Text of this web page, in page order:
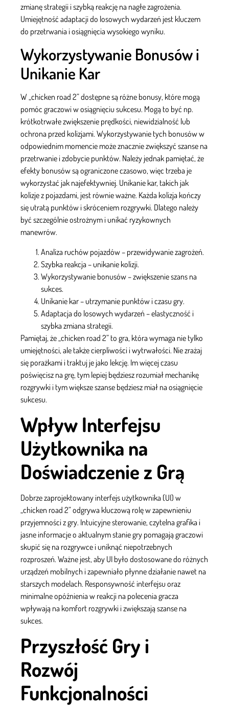
zmianę strategii i szybką reakcję na nagłe zagrożenia.
Umiejętność adaptacji do losowych wydarzeń jest kluczem
do przetrwania i osiągnięcia wysokiego wyniku.
Wykorzystywanie Bonusów i
Unikanie Kar
W „chicken road 2” dostępne są różne bonusy, które mogą
pomóc graczowi w osiągnięciu sukcesu. Mogą to być np.
krótkotrwałe zwiększenie prędkości, niewidzialność lub
ochrona przed kolizjami. Wykorzystywanie tych bonusów w
odpowiednim momencie może znacznie zwiększyć szanse na
przetrwanie i zdobycie punktów. Należy jednak pamiętać, że
efekty bonusów są ograniczone czasowo, więc trzeba je
wykorzystać jak najefektywniej. Unikanie kar, takich jak
kolizje z pojazdami, jest równie ważne. Każda kolizja kończy
się utratą punktów i skróceniem rozgrywki. Dlatego należy
być szczególnie ostrożnym i unikać ryzykownych
manewrów.
Analiza ruchów pojazdów – przewidywanie zagrożeń.
Szybka reakcja – unikanie kolizji.
Wykorzystywanie bonusów – zwiększenie szans na
sukces.
Unikanie kar – utrzymanie punktów i czasu gry.
Adaptacja do losowych wydarzeń – elastyczność i
szybka zmiana strategii.
Pamiętaj, że „chicken road 2” to gra, która wymaga nie tylko
umiejętności, ale także cierpliwości i wytrwałości. Nie zrażaj
się porażkami i traktuj je jako lekcję. Im więcej czasu
poświęcisz na grę, tym lepiej będziesz rozumiał mechanikę
rozgrywki i tym większe szanse będziesz miał na osiągnięcie
sukcesu.
Wpływ Interfejsu
Użytkownika na
Doświadczenie z Grą
Dobrze zaprojektowany interfejs użytkownika (UI) w
„chicken road 2” odgrywa kluczową rolę w zapewnieniu
przyjemności z gry. Intuicyjne sterowanie, czytelna grafika i
jasne informacje o aktualnym stanie gry pomagają graczowi
skupić się na rozgrywce i uniknąć niepotrzebnych
rozproszeń. Ważne jest, aby UI było dostosowane do różnych
urządzeń mobilnych i zapewniało płynne działanie nawet na
starszych modelach. Responsywność interfejsu oraz
minimalne opóźnienia w reakcji na polecenia gracza
wpływają na komfort rozgrywki i zwiększają szanse na
sukces.
Przyszłość Gry i
Rozwój
Funkcjonalności